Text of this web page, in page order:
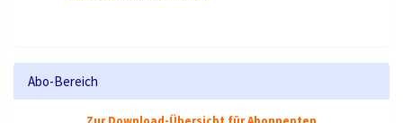
Abo-Bereich